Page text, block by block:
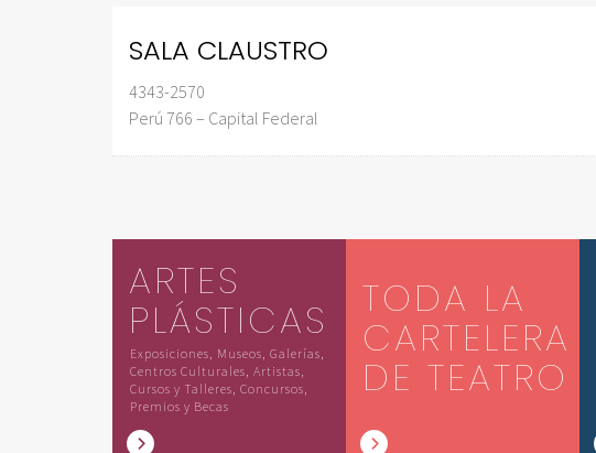
SALA CLAUSTRO
4343-2570
Perú 766 – Capital Federal
ARTES
PLÁSTICAS
Exposiciones, Museos, Galerías,
Centros Culturales, Artistas,
Cursos y Talleres, Concursos,
Premios y Becas
TODA LA
CARTELERA
DE TEATRO